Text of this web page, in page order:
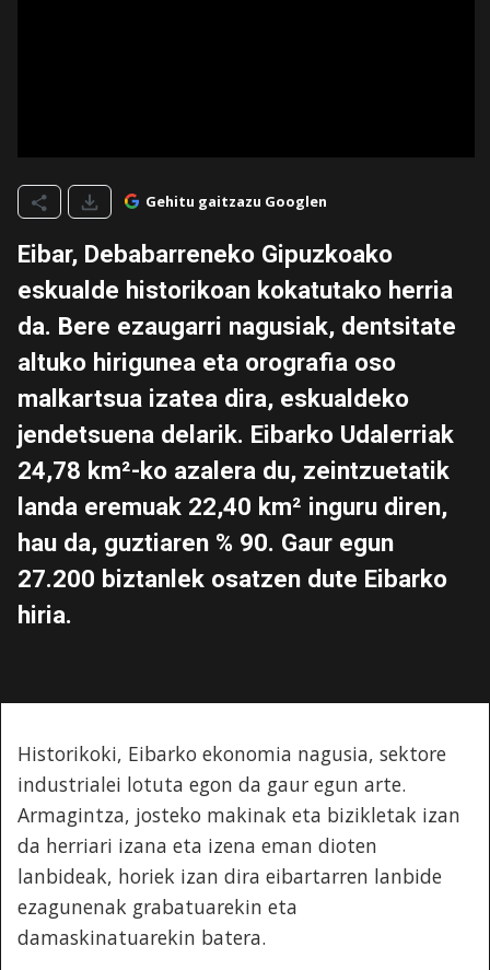
Gehitu gaitzazu Googlen
Eibar, Debabarreneko Gipuzkoako
eskualde historikoan kokatutako herria
da. Bere ezaugarri nagusiak, dentsitate
altuko hirigunea eta orografia oso
malkartsua izatea dira, eskualdeko
jendetsuena delarik. Eibarko Udalerriak
24,78 km²-ko azalera du, zeintzuetatik
landa eremuak 22,40 km² inguru diren,
hau da, guztiaren % 90. Gaur egun
27.200 biztanlek osatzen dute Eibarko
hiria.
Historikoki, Eibarko ekonomia nagusia, sektore
industrialei lotuta egon da gaur egun arte.
Armagintza, josteko makinak eta bizikletak izan
da herriari izana eta izena eman dioten
lanbideak, horiek izan dira eibartarren lanbide
ezagunenak grabatuarekin eta
damaskinatuarekin batera.